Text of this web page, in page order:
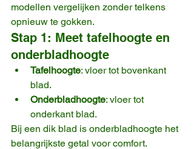
modellen vergelijken zonder telkens
opnieuw te gokken.
Stap 1: Meet tafelhoogte en
onderbladhoogte
Tafelhoogte: vloer tot bovenkant
blad.
Onderbladhoogte: vloer tot
onderkant blad.
Bij een dik blad is onderbladhoogte het
belangrijkste getal voor comfort.